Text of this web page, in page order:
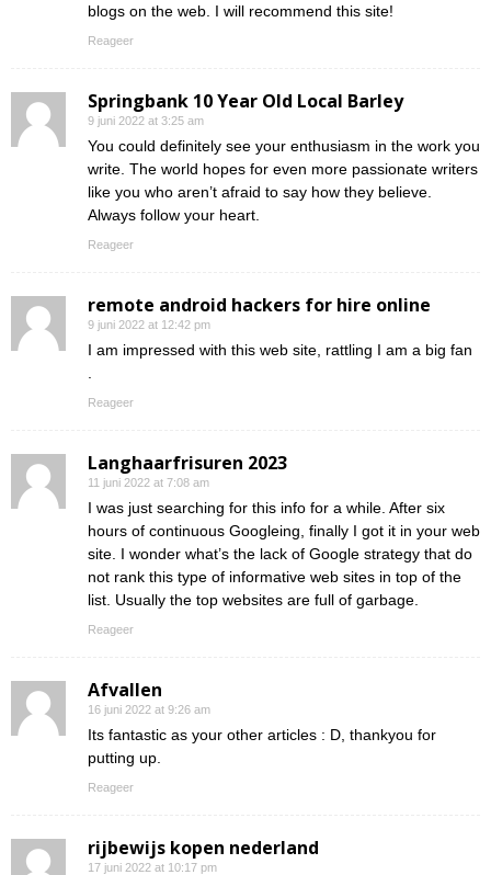
blogs on the web. I will recommend this site!
Reageer
Springbank 10 Year Old Local Barley
9 juni 2022 at 3:25 am
You could definitely see your enthusiasm in the work you
write. The world hopes for even more passionate writers
like you who aren’t afraid to say how they believe.
Always follow your heart.
Reageer
remote android hackers for hire online
9 juni 2022 at 12:42 pm
I am impressed with this web site, rattling I am a big fan
Reageer
Langhaarfrisuren 2023
11 juni 2022 at 7:08 am
I was just searching for this info for a while. After six
hours of continuous Googleing, finally I got it in your web
site. I wonder what’s the lack of Google strategy that do
not rank this type of informative web sites in top of the
list. Usually the top websites are full of garbage.
Reageer
Afvallen
16 juni 2022 at 9:26 am
Its fantastic as your other articles : D, thankyou for
putting up.
Reageer
rijbewijs kopen nederland
17 juni 2022 at 10:17 pm